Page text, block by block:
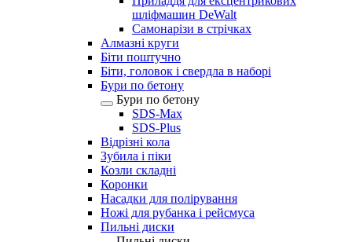
шліфмашин DeWalt
Самонарізи в стрічках
Алмазні круги
Біти поштучно
Біти, головок і свердла в наборі
Бури по бетону
Бури по бетону
SDS-Max
SDS-Plus
Відрізні кола
Зубила і піки
Козли складні
Коронки
Насадки для полірування
Ножі для рубанка і рейсмуса
Пильні диски